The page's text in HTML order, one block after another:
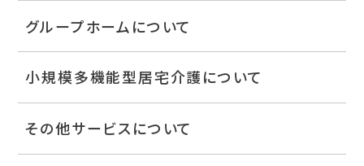
グループホームについて
小規模多機能型居宅介護について
その他サービスについて